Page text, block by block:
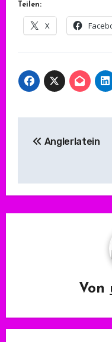
Teilen:
X
Anglerlatein
Von